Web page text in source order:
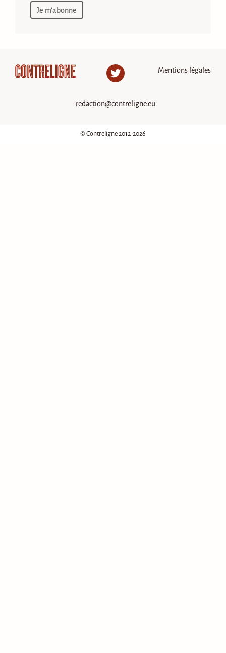
Twitter
redaction@contreligne.eu
Mentions légales
© Contreligne 2012-2026